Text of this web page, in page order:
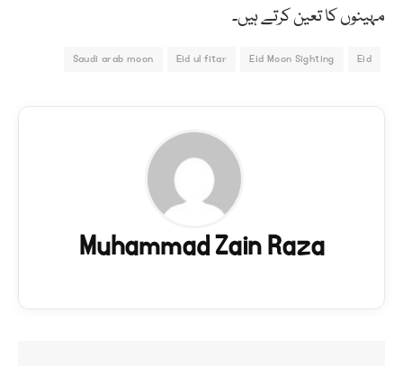
مہینوں کا تعین کرتے ہیں۔
Eid
Eid Moon Sighting
Eid ul fitar
Saudi arab moon
Muhammad Zain Raza